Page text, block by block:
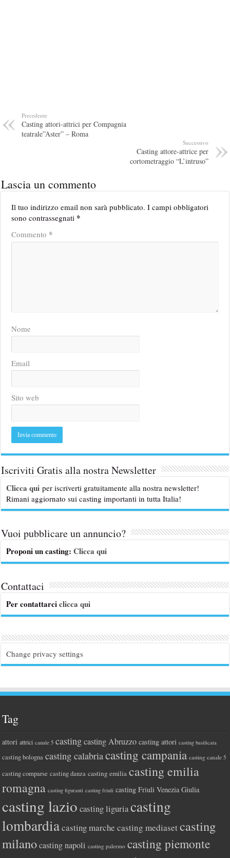
Precedente
Casting attori-attrici per Compagnia
teatrale”Aster” – Roma
Successivo
Casting attore-attrice per
cortometraggio “L’intruso”
Lascia un commento
Il tuo indirizzo email non sarà pubblicato. I campi obbligatori
sono contrassegnati *
Commento *
Nome
Email
Sito web
Iscriviti Gratis alla nostra Newsletter
Clicca qui per iscriverti gratuitamente alla nostra newsletter!
Rimani aggiornato sui casting importanti in tutta Italia!
Vuoi pubblicare un annuncio?
Proponi un casting:Clicca qui
Contattaci
Per contattarciclicca qui
Change privacy settings
Tag
attori attrici canale 5 casting casting Abruzzo casting attori casting basilicata
casting bologna casting calabriacasting campania casting canale 5
casting comparse casting danza casting emilia casting emilia
romagna casting figuranti casting friuli casting Friuli Venezia Giulia
casting lazio casting liguriacasting
lombardiacasting marche casting mediasetcasting
milano casting napoli casting palermo casting piemonte